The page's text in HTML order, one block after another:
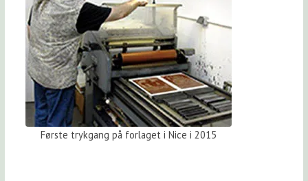
Første trykgang på forlaget i Nice i 2015